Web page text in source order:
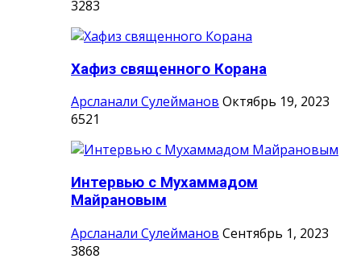
3283
Хафиз священного Корана
Арсланали Сулейманов Октябрь 19, 2023
6521
Интервью с Мухаммадом
Майрановым
Арсланали Сулейманов Сентябрь 1, 2023
3868